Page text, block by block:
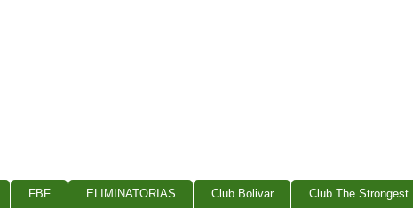
FBF ELIMINATORIAS Club Bolivar Club The Strongest